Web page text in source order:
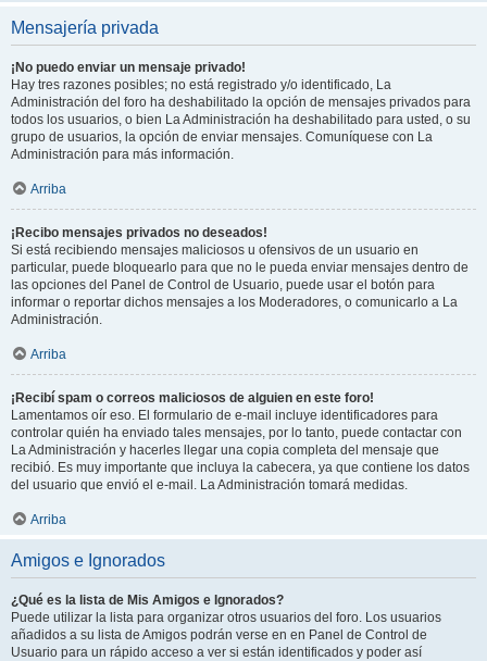
Mensajería privada
¡No puedo enviar un mensaje privado!
Hay tres razones posibles; no está registrado y/o identificado, La
Administración del foro ha deshabilitado la opción de mensajes privados para
todos los usuarios, o bien La Administración ha deshabilitado para usted, o su
grupo de usuarios, la opción de enviar mensajes. Comuníquese con La
Administración para más información.
Arriba
¡Recibo mensajes privados no deseados!
Si está recibiendo mensajes maliciosos u ofensivos de un usuario en
particular, puede bloquearlo para que no le pueda enviar mensajes dentro de
las opciones del Panel de Control de Usuario, puede usar el botón para
informar o reportar dichos mensajes a los Moderadores, o comunicarlo a La
Administración.
Arriba
¡Recibí spam o correos maliciosos de alguien en este foro!
Lamentamos oír eso. El formulario de e-mail incluye identificadores para
controlar quién ha enviado tales mensajes, por lo tanto, puede contactar con
La Administración y hacerles llegar una copia completa del mensaje que
recibió. Es muy importante que incluya la cabecera, ya que contiene los datos
del usuario que envió el e-mail. La Administración tomará medidas.
Arriba
Amigos e Ignorados
¿Qué es la lista de Mis Amigos e Ignorados?
Puede utilizar la lista para organizar otros usuarios del foro. Los usuarios
añadidos a su lista de Amigos podrán verse en en Panel de Control de
Usuario para un rápido acceso a ver si están identificados y poder así